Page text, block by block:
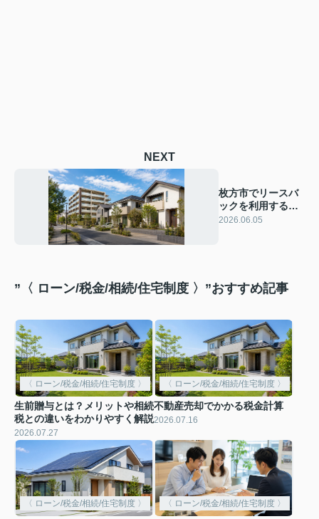
NEXT
枚方市でリースバ
ックを利用するな
ら？相場・家賃・
2026.06.05
”〈 ローン/税金/相続/住宅制度 〉”おすすめ記事
〈 ローン/税金/相続/住宅制度 〉
生前贈与とは？メリットや相続
税との違いをわかりやすく解説
2026.07.27
〈 ローン/税金/相続/住宅制度 〉
不動産売却でかかる税金計算
2026.07.16
〈 ローン/税金/相続/住宅制度 〉 〈 ローン/税金/相続/住宅制度 〉